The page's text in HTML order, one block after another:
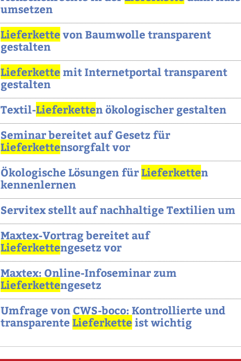
umsetzen
Lieferkette von Baumwolle transparent
gestalten
Lieferkette mit Internetportal transparent
gestalten
Textil-Lieferketten ökologischer gestalten
Seminar bereitet auf Gesetz für
Lieferkettensorgfalt vor
Ökologische Lösungen fürLieferketten
kennenlernen
Servitex stellt auf nachhaltige Textilien um
Maxtex-Vortrag bereitet auf
Lieferkettengesetz vor
Maxtex: Online-Infoseminar zum
Lieferkettengesetz
Umfrage von CWS-boco: Kontrollierte und
transparente Lieferkette ist wichtig